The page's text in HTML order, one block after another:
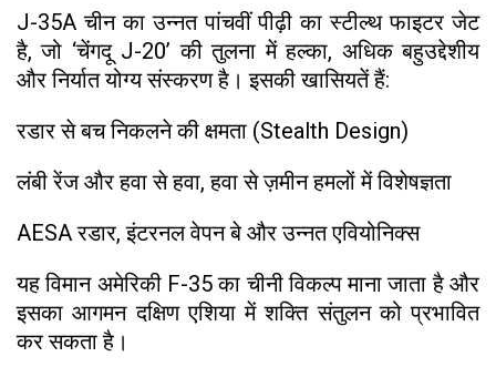
J-35A चीन का उन्नत पांचवीं पीढ़ी का स्टील्थ फाइटर जेट
है, जो ‘चेंगदू J-20’ की तुलना में हल्का, अधिक बहुउद्देशीय
और निर्यात योग्य संस्करण है। इसकी खासियतें हैं:
रडार से बच निकलने की क्षमता (Stealth Design)
लंबी रेंज और हवा से हवा, हवा से ज़मीन हमलों में विशेषज्ञता
AESA रडार, इंटरनल वेपन बे और उन्नत एवियोनिक्स
यह विमान अमेरिकी F-35 का चीनी विकल्प माना जाता है और
इसका आगमन दक्षिण एशिया में शक्ति संतुलन को प्रभावित
कर सकता है।